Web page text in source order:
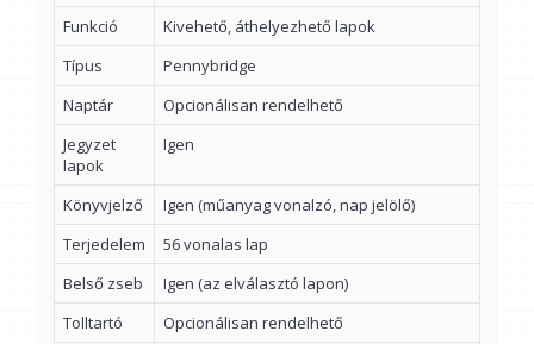
Funkció
Kivehető, áthelyezhető lapok
Típus
Pennybridge
Naptár
Opcionálisan rendelhető
Jegyzet
lapok
Igen
Könyvjelző
Igen (műanyag vonalzó, nap jelölő)
Terjedelem
56 vonalas lap
Belső zseb
Igen (az elválasztó lapon)
Tolltartó
Opcionálisan rendelhető